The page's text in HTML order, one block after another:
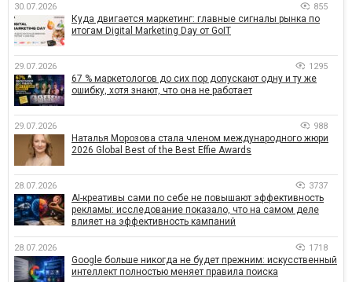
30.07.2026 855
Куда двигается маркетинг: главные сигналы рынка по
итогам Digital Marketing Day от GoIT
29.07.2026 1295
67 % маркетологов до сих пор допускают одну и ту же
ошибку, хотя знают, что она не работает
29.07.2026 988
Наталья Морозова стала членом международного жюри
2026 Global Best of the Best Effie Awards
28.07.2026 3737
AI-креативы сами по себе не повышают эффективность
рекламы: исследование показало, что на самом деле
влияет на эффективность кампаний
28.07.2026 1718
Google больше никогда не будет прежним: искусственный
интеллект полностью меняет правила поиска